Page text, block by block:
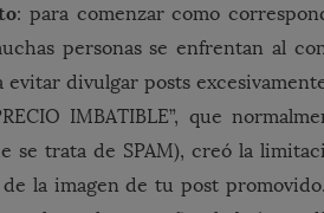
: para comenzar como
personas se enfrentan al
evitar divulgar posts
IMBATIBLE”, que
se trata de SPAM), creó la
la imagen de tu post